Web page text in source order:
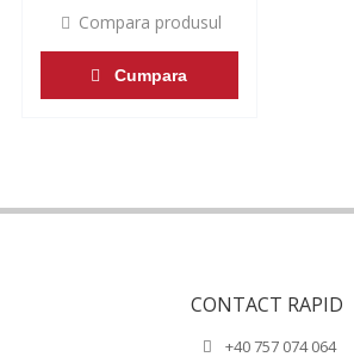
Compara produsul
Cumpara
CONTACT RAPID
+40 757 074 064